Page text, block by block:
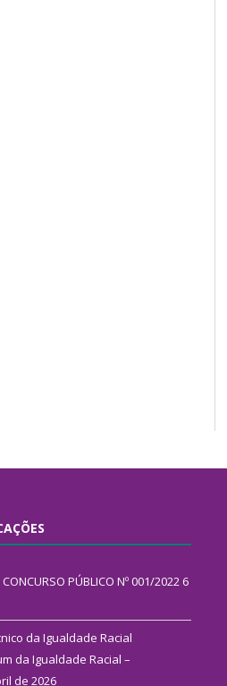
PÚBLICO Nº 001/2022 6
da Igualdade Racial
da Igualdade Racial –
de 2026